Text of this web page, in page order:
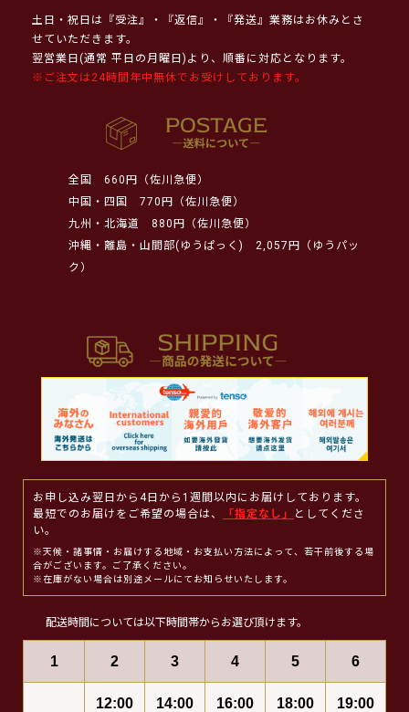
土日・祝日は『受注』・『返信』・『発送』業務はお休みとさ
せていただきます。
翌営業日(通常 平日の月曜日)より、順番に対応となります。
※ご注文は24時間年中無休でお受けしております。
全国
660円（佐川急便）
中国・四国
770円（佐川急便）
九州・北海道
880円（佐川急便）
沖縄・離島・山間部(ゆうぱっく)
2,057円（ゆうパッ
ク）
お申し込み翌日から4日から1週間以内にお届けしております。
最短でのお届けをご希望の場合は、
「指定なし」
としてくださ
い。
※天候・諸事情・お届けする地域・お支払い方法によって、若干前後する場
合がございます。ご了承ください。
※在庫がない場合は別途メールにてお知らせいたします。
配送時間については以下時間帯からお選び頂けます。
1 2 3 4 5 6
12:00
14:00
16:00
18:00
19:00